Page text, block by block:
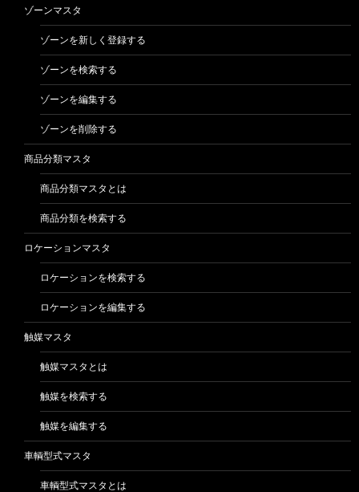
ゾーンマスタ
ゾーンを新しく登録する
ゾーンを検索する
ゾーンを編集する
ゾーンを削除する
商品分類マスタ
商品分類マスタとは
商品分類を検索する
ロケーションマスタ
ロケーションを検索する
ロケーションを編集する
触媒マスタ
触媒マスタとは
触媒を検索する
触媒を編集する
車輌型式マスタ
車輌型式マスタとは